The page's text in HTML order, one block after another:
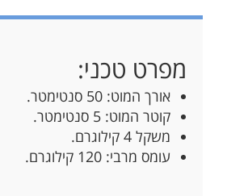
מפרט טכני:
אורך המוט: 50 סנטימטר.
קוטר המוט: 5 סנטימטר.
משקל 4 קילוגרם.
עומס מרבי: 120 קילוגרם.